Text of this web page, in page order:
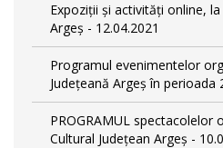
Expoziții și activități online,
Argeș - 12.04.2021
Programul evenimentelor
Județeană Argeș în perioada
PROGRAMUL spectacolelor
Cultural Județean Argeș -